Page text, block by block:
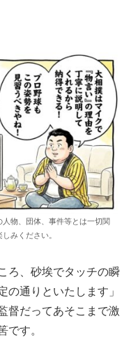
物、団体、事件等とは一切関
みください。
ろ、砂埃でタッチの瞬
の通りといたします」
督だってあそこまで激
です。